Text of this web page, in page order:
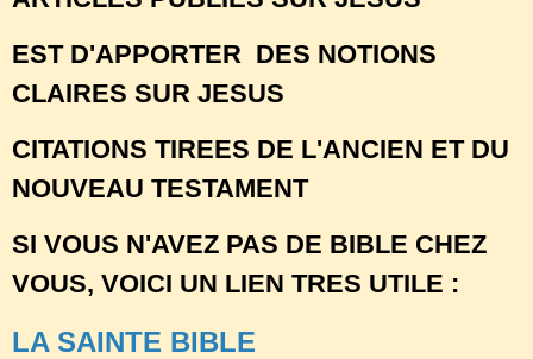
EST D'APPORTER DES NOTIONS
CLAIRES SUR JESUS
CITATIONS TIREES DE L'ANCIEN ET DU
NOUVEAU TESTAMENT
SI VOUS N'AVEZ PAS DE BIBLE CHEZ
VOUS, VOICI UN LIEN TRES UTILE :
LA SAINTE BIBLE